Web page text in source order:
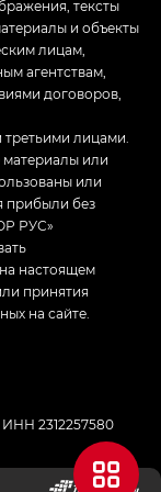
тексты
и объекты
лицам,
агентствам,
договоров,
лицами.
или
или
прибыли без
РУС»
настоящем
принятия
на сайте.
2312257580